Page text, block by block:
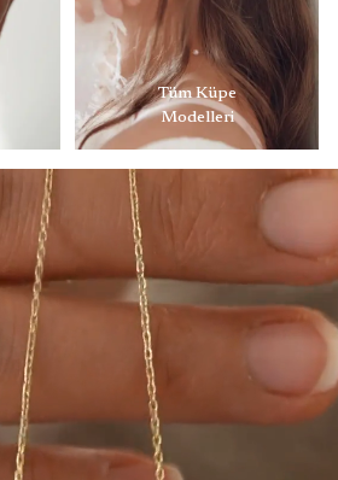
Tüm Küpe
Modelleri